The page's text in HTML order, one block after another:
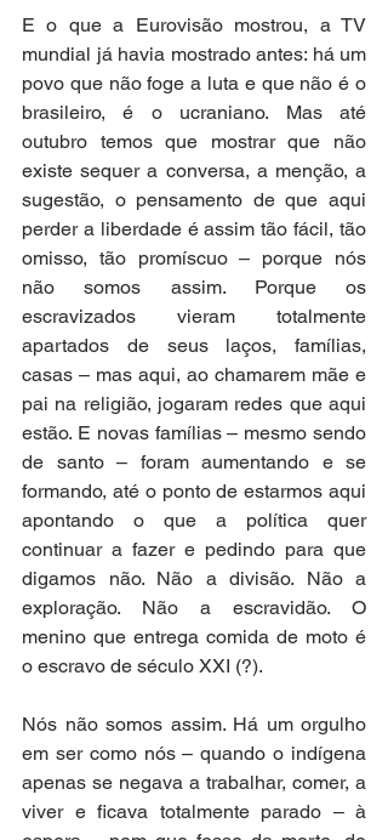
E o que a Eurovisão mostrou, a TV
mundial já havia mostrado antes: há um
povo que não foge a luta e que não é o
brasileiro, é o ucraniano. Mas até
outubro temos que mostrar que não
existe sequer a conversa, a menção, a
sugestão, o pensamento de que aqui
perder a liberdade é assim tão fácil, tão
omisso, tão promíscuo – porque nós
não somos assim. Porque os
escravizados vieram totalmente
apartados de seus laços, famílias,
casas – mas aqui, ao chamarem mãe e
pai na religião, jogaram redes que aqui
estão. E novas famílias – mesmo sendo
de santo – foram aumentando e se
formando, até o ponto de estarmos aqui
apontando o que a política quer
continuar a fazer e pedindo para que
digamos não. Não a divisão. Não a
exploração. Não a escravidão. O
menino que entrega comida de moto é
o escravo de século XXI (?).
Nós não somos assim. Há um orgulho
em ser como nós – quando o indígena
apenas se negava a trabalhar, comer, a
viver e ficava totalmente parado – à